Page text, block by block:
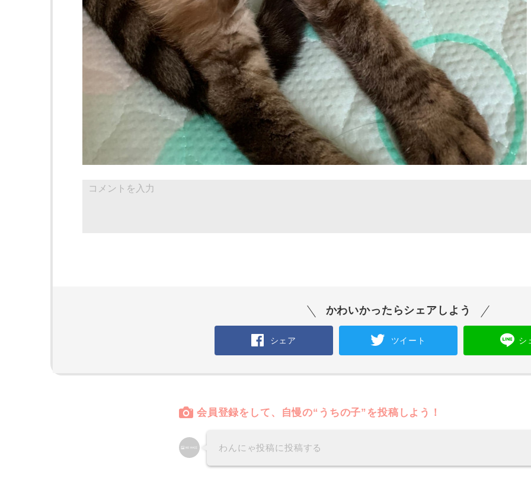
かわいかったらシェアしよう
シェア ツイート シ
会員登録をして、自慢の“うちの子”を投稿しよう！
わんにゃ投稿に投稿する